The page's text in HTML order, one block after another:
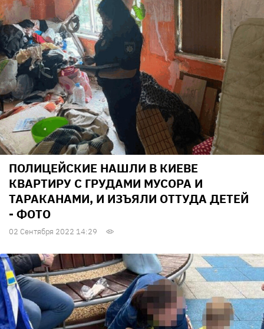
ПОЛИЦЕЙСКИЕ НАШЛИ В КИЕВЕ
КВАРТИРУ С ГРУДАМИ МУСОРА И
ТАРАКАНАМИ, И ИЗЪЯЛИ ОТТУДА ДЕТЕЙ
- ФОТО
02 Сентября 2022 14:29